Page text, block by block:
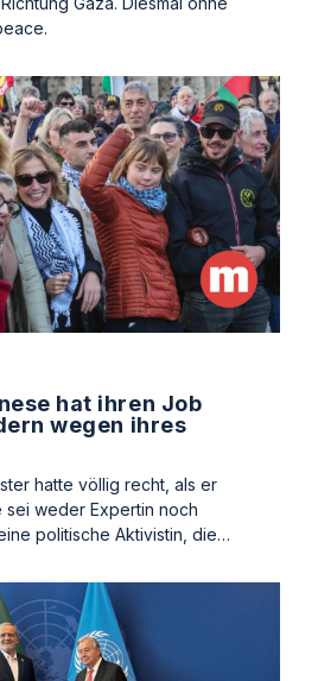
hat ihren Job
wegen ihres
hatte völlig recht, als er
sei weder Expertin noch
politische Aktivistin, die…